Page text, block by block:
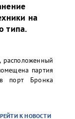
на
типа.
расположенный
партия
порт Бронка
К НОВОСТИ